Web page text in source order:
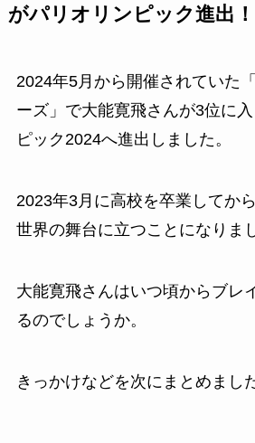
がパリオリンピック進出！
2024年5月から開催されていた
ーズ」で大能寛飛さんが3位に
ピック2024へ進出しました。
2023年3月に高校を卒業してか
世界の舞台に立つことになりま
大能寛飛さんはいつ頃からブレ
るのでしょうか。
きっかけなどを次にまとめまし